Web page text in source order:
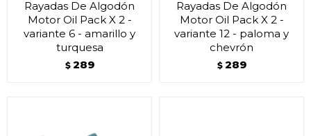
Rayadas De Algodón
Motor Oil Pack X 2 -
variante 6 - amarillo y
turquesa
$ 289
Rayadas De Algodón
Motor Oil Pack X 2 -
variante 12 - paloma y
chevrón
$ 289